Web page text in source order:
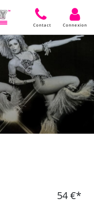
Contact Connexion
54 €*